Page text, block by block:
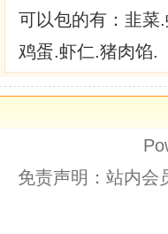
可以包的有：韭菜
鸡蛋.虾仁.猪肉馅.
免责声明：站内会